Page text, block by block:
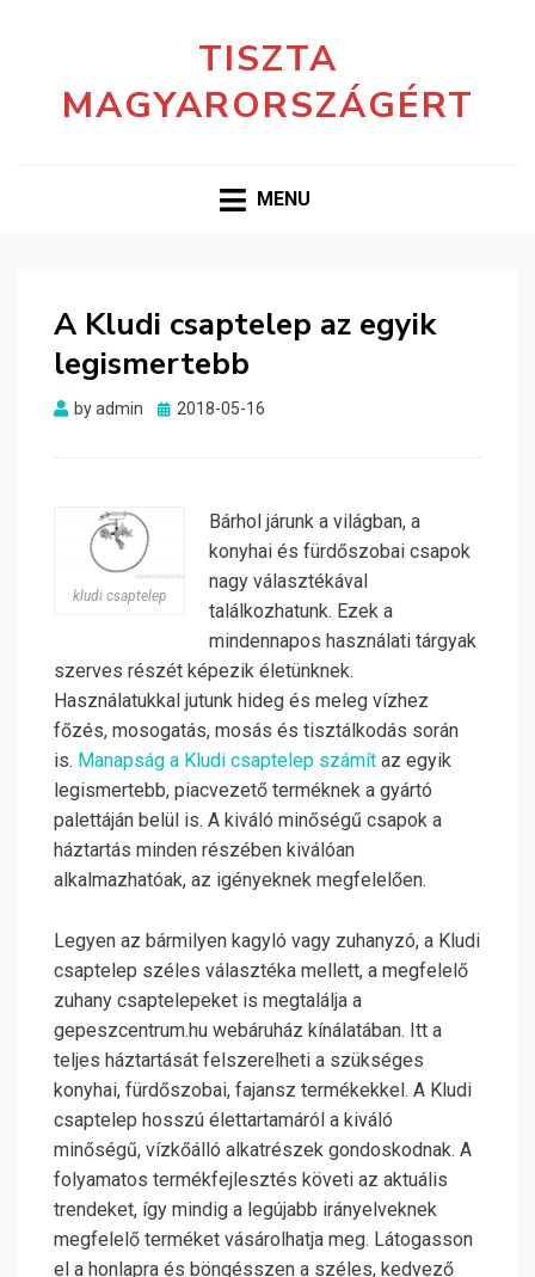
TISZTA
MAGYARORSZÁGÉRT
MENU
A Kludi csaptelep az egyik
legismertebb
byadmin
Posted
2018-05-16
kludi csaptelep
Bárhol járunk a világban, a
konyhai és fürdőszobai csapok
nagy választékával
találkozhatunk. Ezek a
mindennapos használati tárgyak
szerves részét képezik életünknek.
Használatukkal jutunk hideg és meleg vízhez
főzés, mosogatás, mosás és tisztálkodás során
is. Manapság a Kludi csaptelep számít az egyik
legismertebb, piacvezető terméknek a gyártó
palettáján belül is. A kiváló minőségű csapok a
háztartás minden részében kiválóan
alkalmazhatóak, az igényeknek megfelelően.
Legyen az bármilyen kagyló vagy zuhanyzó, a Kludi
csaptelep széles választéka mellett, a megfelelő
zuhany csaptelepeket is megtalálja a
gepeszcentrum.hu webáruház kínálatában. Itt a
teljes háztartását felszerelheti a szükséges
konyhai, fürdőszobai, fajansz termékekkel. A Kludi
csaptelep hosszú élettartamáról a kiváló
minőségű, vízkőálló alkatrészek gondoskodnak. A
folyamatos termékfejlesztés követi az aktuális
trendeket, így mindig a legújabb irányelveknek
megfelelő terméket vásárolhatja meg. Látogasson
el a honlapra és böngésszen a széles, kedvező